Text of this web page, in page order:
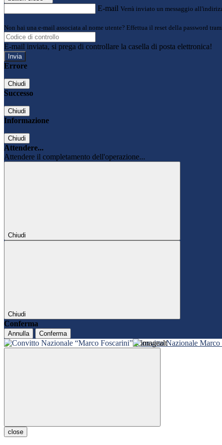
E-mail Verrà inviato un messaggio
Non hai una e-mail associata al nome utente? Effettua il reset della password
E-mail inviata, si prega di controllare la casella di posta elettronica!
Errore
Chiudi
Successo
Chiudi
Informazione
Chiudi
Attendere...
Attendere il completamento dell'operazione...
Chiudi
Chiudi
Conferma
Annulla Conferma
Convitto Nazionale Marco
close